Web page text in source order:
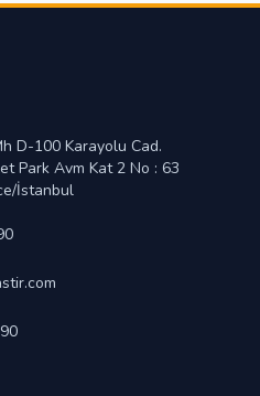
D-100 Karayolu Cad.
Park Avm Kat 2 No : 63
İstanbul